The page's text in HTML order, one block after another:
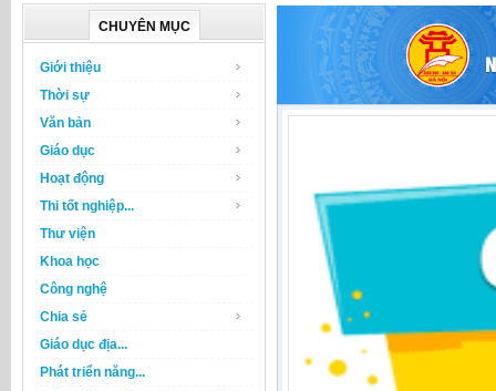
CHUYÊN MỤC
Giới thiệu
Thời sự
Văn bản
Giáo dục
Hoạt động
Thi tốt nghiệp...
Thư viện
Khoa học
Công nghệ
Chia sẻ
Giáo dục địa...
Phát triển năng...